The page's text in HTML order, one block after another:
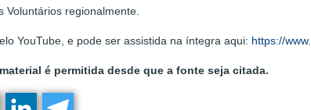
Voluntários regionalmente.
YouTube, e pode ser assistida na íntegra aqui: https://
é permitida desde que a fonte seja citada.